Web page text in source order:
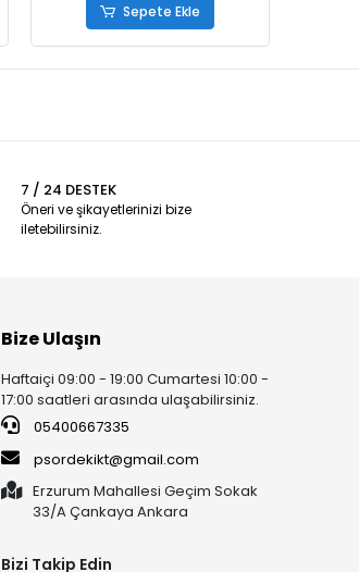
Sepete Ekle
7 / 24 DESTEK
Öneri ve şikayetlerinizi bize
iletebilirsiniz.
Bize Ulaşın
Haftaiçi 09:00 - 19:00 Cumartesi 10:00 -
17:00 saatleri arasında ulaşabilirsiniz.
05400667335
psordekikt@gmail.com
Erzurum Mahallesi Geçim Sokak
33/A Çankaya Ankara
Bizi Takip Edin